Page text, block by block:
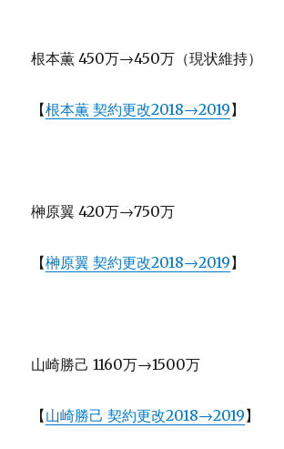
根本薫 450万→450万（現状維持）
【根本薫 契約更改2018→2019】
榊原翼 420万→750万
【榊原翼 契約更改2018→2019】
山崎勝己 1160万→1500万
【山崎勝己 契約更改2018→2019】